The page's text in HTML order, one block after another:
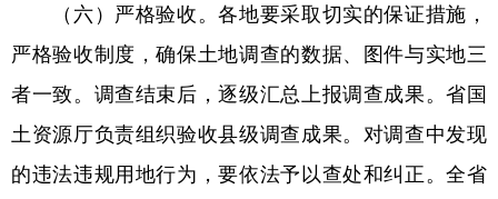
（六）严格验收。各地要采取切实的保证措施，
严格验收制度，确保土地调查的数据、图件与实地三
者一致。调查结束后，逐级汇总上报调查成果。省国
土资源厅负责组织验收县级调查成果。对调查中发现
的违法违规用地行为，要依法予以查处和纠正。全省